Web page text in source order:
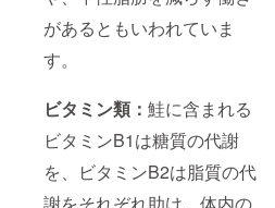
があるともいわれていま
す。
ビタミン類： 鮭に含まれる
ビタミンB1は糖質の代謝
を、ビタミンB2は脂質の代
謝をそれぞれ助け、体内の